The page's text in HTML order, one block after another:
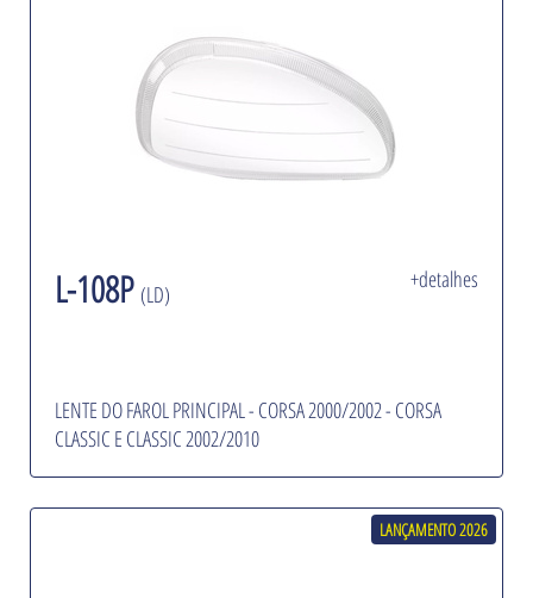
L-108P (LD)
+detalhes
LENTE DO FAROL PRINCIPAL - CORSA 2000/2002 - CORSA
CLASSIC E CLASSIC 2002/2010
LANÇAMENTO 2026